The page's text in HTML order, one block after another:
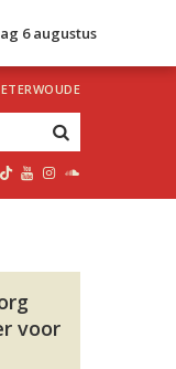
6 augustus
voor